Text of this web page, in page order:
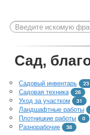
Сад,
Садовый инвентарь 23
Садовая техника 28
Уход за участком 31
Ландшафтные работы
Плотницкие работы 0
Разнорабочие 38